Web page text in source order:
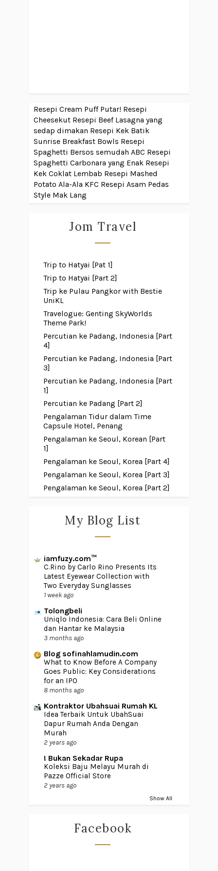
Resepi Cream Puff Putar! Resepi
Cheesekut Resepi Beef Lasagna yang
sedap dimakan Resepi Kek Batik
Sunrise Breakfast Bowls Resepi
Spaghetti Bersos semudah ABC Resepi
Spaghetti Carbonara yang Enak Resepi
Kek Coklat Lembab Resepi Mashed
Potato Ala-Ala KFC Resepi Asam Pedas
Style Mak Lang
Jom Travel
Trip to Hatyai [Pat 1]
Trip to Hatyai [Part 2]
Trip ke Pulau Pangkor with Bestie
UniKL
Travelogue: Genting SkyWorlds
Theme Park!
Percutian ke Padang, Indonesia [Part
4]
Percutian ke Padang, Indonesia [Part
3]
Percutian ke Padang, Indonesia [Part
1]
Percutian ke Padang [Part 2]
Pengalaman Tidur dalam Time
Capsule Hotel, Penang
Pengalaman ke Seoul, Korean [Part
1]
Pengalaman ke Seoul, Korea [Part 4]
Pengalaman ke Seoul, Korea [Part 3]
Pengalaman ke Seoul, Korea [Part 2]
My Blog List
iamfuzy.com™
C.Rino by Carlo Rino Presents Its
Latest Eyewear Collection with
Two Everyday Sunglasses
1 week ago
Tolongbeli
Uniqlo Indonesia: Cara Beli Online
dan Hantar ke Malaysia
3 months ago
Blog sofinahlamudin.com
What to Know Before A Company
Goes Public: Key Considerations
for an IPO
8 months ago
Kontraktor Ubahsuai Rumah KL
Idea Terbaik Untuk UbahSuai
Dapur Rumah Anda Dengan
Murah
2 years ago
! Bukan Sekadar Rupa
Koleksi Baju Melayu Murah di
Pazze Official Store
2 years ago
Show All
Facebook